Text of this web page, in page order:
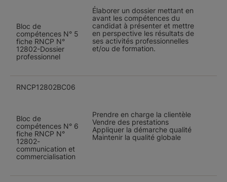
Bloc de
compétences N° 5
fiche RNCP N°
12802-Dossier
professionnel
Élaborer un dossier mettant en
avant les compétences du
candidat à présenter et mettre
en perspective les résultats de
ses activités professionnelles
et/ou de formation.
RNCP12802BC06
Bloc de
compétences N° 6
fiche RNCP N°
12802-
communication et
commercialisation
Prendre en charge la clientèle
Vendre des prestations
Appliquer la démarche qualité
Maintenir la qualité globale